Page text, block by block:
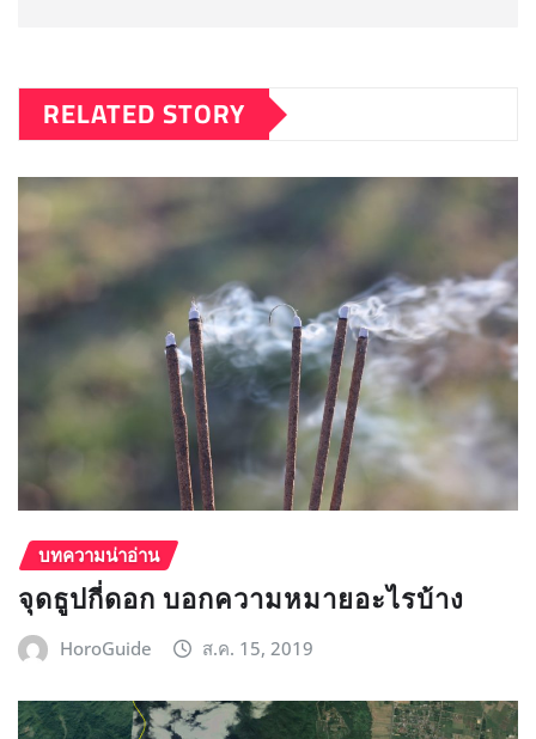
RELATED STORY
บทความน่าอ่าน
จุดธูปกี่ดอก บอกความหมายอะไรบ้าง
HoroGuide ส.ค. 15, 2019